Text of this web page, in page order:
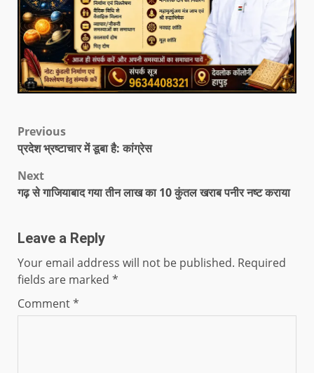
Previous
प्रदेश भ्रष्टाचार में डूबा है: कांग्रेस
Next
गढ़ से गाजियाबाद गया तीन लाख का 10 कुंतल खराब पनीर नष्ट कराया
Leave a Reply
Your email address will not be published. Required
fields are marked *
Comment*